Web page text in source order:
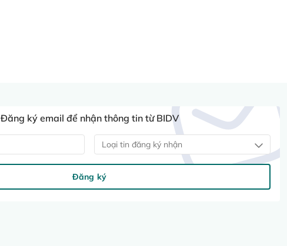
Đăng ký email để nhận thông tin từ BIDV
Loại tin đăng ký nhận
Đăng ký